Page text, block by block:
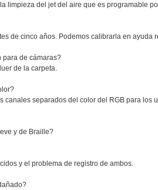
limpieza del jet del aire que es programable
de cinco años. Podemos calibrarla en ayuda
para de cámaras?
de la carpeta.
separados del color del RGB para los
y de Braille?
y el problema de registro de ambos.